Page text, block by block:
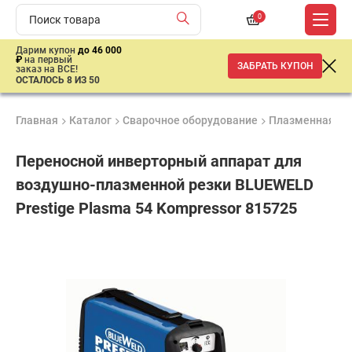
0
Дарим купон до 46 000
₽ на первый
заказ на ВСЕ!
ОСТАЛОСЬ 8 ИЗ 50
ЗАБРАТЬ КУПОН
Главная Каталог Сварочное оборудование Плазменная
Переносной инверторный аппарат для
воздушно-плазменной резки BLUEWELD
Prestige Plasma 54 Kompressor 815725